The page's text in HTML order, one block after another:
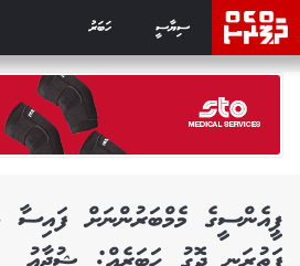
ސިޔާސީ ހަބަރު
ޕީއެންސީގެ މެމްބަރުންނަށް ފައިސާ